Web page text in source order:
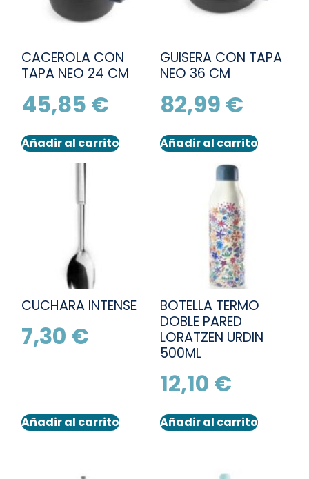
CACEROLA CON
TAPA NEO 24 CM
45,85 €
Añadir al carrito
GUISERA CON TAPA
NEO 36 CM
82,99 €
Añadir al carrito
CUCHARA INTENSE
7,30 €
Añadir al carrito
BOTELLA TERMO
DOBLE PARED
LORATZEN URDIN
500ML
12,10 €
Añadir al carrito